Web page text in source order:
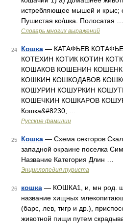
истребляющее мышей и крыс;
Пушистая ко/шка. Полосатая …
Словарь многих выражений
24 Кошка — КАТАФЬЕВ
КОТЕХИН КОТИК КОТИН
КОШАКОВ КОШЕНИН
КОШКИН КОШКОДАВОВ
КОШУРИН КОШУРКИН
КОШЕЧКИН КОШКАРОВ
Кошка&#8230; …
Русские фамилии
25 Кошка — Схема секторов
западной окраине поселка
Название Категория Длин …
Энциклопедия туриста
26 кошка — КОШКА1, и, мн род.
название хищных
(барс, лев, тигр и др.),
животной пищи путем